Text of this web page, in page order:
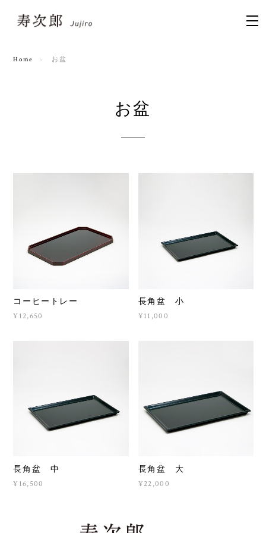
Home お盆
お盆
コーヒートレー
¥12,650
長角盆 小
¥11,000
長角盆 中
¥16,500
長角盆 大
¥22,000